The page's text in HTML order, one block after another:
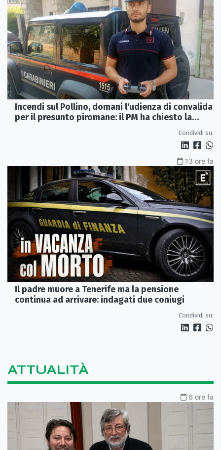
Incendi sul Pollino, domani l'udienza di convalida
per il presunto piromane: il PM ha chiesto la
Condividi su:
13 ore fa
Il padre muore a Tenerife ma la pensione
continua ad arrivare: indagati due coniugi
Condividi su:
ATTUALITÀ
6 ore fa